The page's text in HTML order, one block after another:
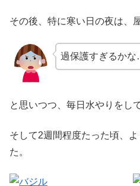
その後、特に寒い日の夜は、
過保護すぎるかな
と思いつつ、毎日水やりをし
そして2週間程度たった頃、
た。